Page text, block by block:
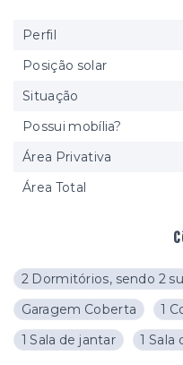
2 Dormitórios, sendo 2
Garagem Coberta
1
1 Sala de jantar
1 Sala
Perfil
Posição solar
Situação
Possui mobília?
Área Privativa
Área Total